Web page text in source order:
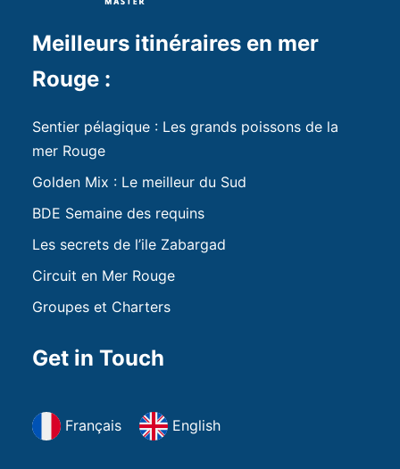
Meilleurs itinéraires en mer
Rouge :
Sentier pélagique : Les grands poissons de la
mer Rouge
Golden Mix : Le meilleur du Sud
BDE Semaine des requins
Les secrets de l’ile Zabargad
Circuit en Mer Rouge
Groupes et Charters
Get in Touch
Français English